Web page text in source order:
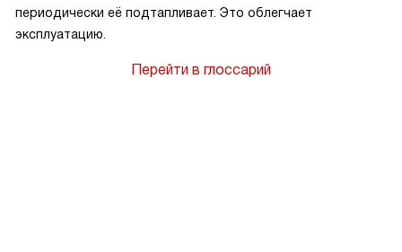
периодически её подтапливает. Это облегчает
эксплуатацию.
Перейти в глоссарий